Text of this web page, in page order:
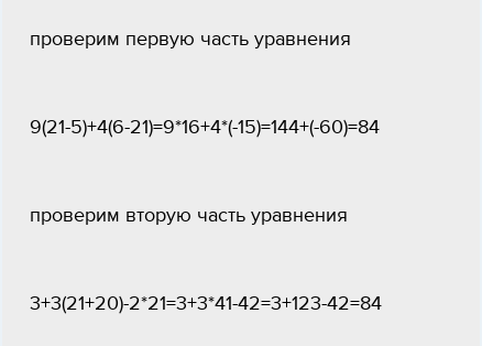
проверим первую часть уравнения
9(21-5)+4(6-21)=9*16+4*(-15)=144+(-60)=84
проверим вторую часть уравнения
3+3(21+20)-2*21=3+3*41-42=3+123-42=84